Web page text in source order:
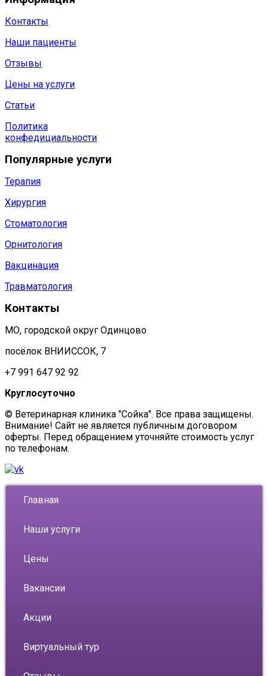
Контакты
Наши пациенты
Отзывы
Цены на услуги
Статьи
Политика
конфедициальности
Популярные услуги
Терапия
Хирургия
Стоматология
Орнитология
Вакцинация
Травматология
Контакты
МО, городской округ Одинцово
посёлок ВНИИССОК, 7
+7 991 647 92 92
Круглосуточно
© Ветеринарная клиника "Сойка". Все права защищены.
Внимание! Сайт не является публичным договором
оферты. Перед обращением уточняйте стоимость услуг
по телефонам.
Главная
Наши услуги
Цены
Вакансии
Акции
Виртуальный тур